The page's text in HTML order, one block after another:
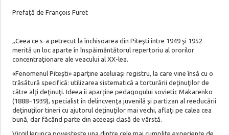
Prefață de François Furet
„Ceea ce s-a petrecut la închisoarea din Piteşti între 1949 şi 1952
merită un loc aparte în înspăimântătorul repertoriu al ororilor
concentraţionare ale veacului al XX-lea.
«Fenomenul Piteşti» aparţine aceluiaşi registru, la care vine însă cu o
trăsătură specifică: utilizarea sistematică a torturării deţinuţilor de
către alţi deţinuţi. Ideea îi aparţine pedagogului sovietic Makarenko
(1888–1939), specialist în delincvenţa juvenilă şi partizan al reeducării
deţinuţilor tineri cu ajutorul deţinuţilor mai vechi, aflaţi pe calea cea
bună, dar făcând parte din aceeaşi clasă de vârstă.
Virgil Ierunca povesteşte una dintre cele mai cumplite experienţe de